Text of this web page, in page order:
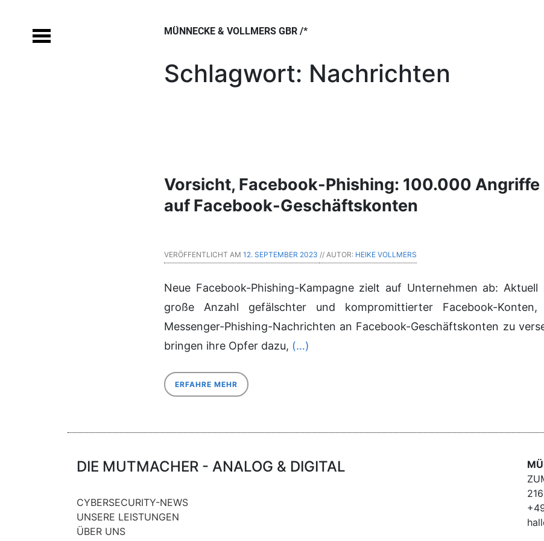
content
MÜNNECKE & VOLLMERS GBR /*
Schlagwort: Nachrichten
Vorsicht, Facebook-Phishing: 100.000 Angriffe
auf Facebook-Geschäftskonten
VERÖFFENTLICHT AM 12. SEPTEMBER 2023 // AUTOR: HEIKE VOLLMERS
Neue Facebook-Phishing-Kampagne zielt auf Unternehmen ab:
große Anzahl gefälschter und kompromittierter Facebook-
Messenger-Phishing-Nachrichten an Facebook-Geschäftskonten zu
bringen ihre Opfer dazu, (…)
ERFAHRE MEHR
DIE MUTMACHER - ANALOG & DIGITAL
CYBERSECURITY-NEWS
UNSERE LEISTUNGEN
ÜBER UNS